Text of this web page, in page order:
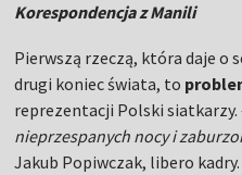
Korespondencja z Manili
Pierwszą rzeczą, która daje o
drugi koniec świata, to
reprezentacji Polski siatkarzy.
nieprzespanych nocy i
Jakub Popiwczak, libero kadry.